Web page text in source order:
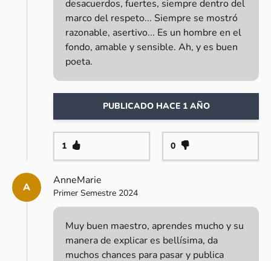
desacuerdos, fuertes, siempre dentro del
marco del respeto... Siempre se mostró
razonable, asertivo... Es un hombre en el
fondo, amable y sensible. Ah, y es buen
poeta.
PUBLICADO HACE 1 AÑO
1 0
A
AnneMarie
Primer Semestre 2024
Muy buen maestro, aprendes mucho y su
manera de explicar es bellísima, da
muchos chances para pasar y publica